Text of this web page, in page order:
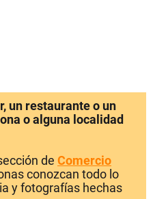
un restaurante o un
o alguna localidad
de Comercio
conozcan todo lo
y fotografías hechas